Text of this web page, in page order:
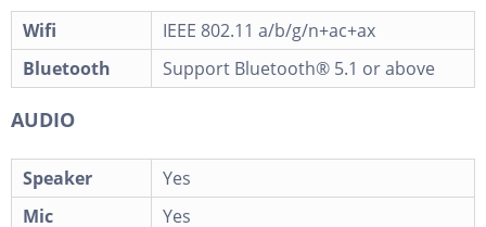
Wifi
IEEE 802.11 a/b/g/n+ac+ax
Bluetooth
Support Bluetooth® 5.1 or above
AUDIO
Speaker
Yes
Mic
Yes